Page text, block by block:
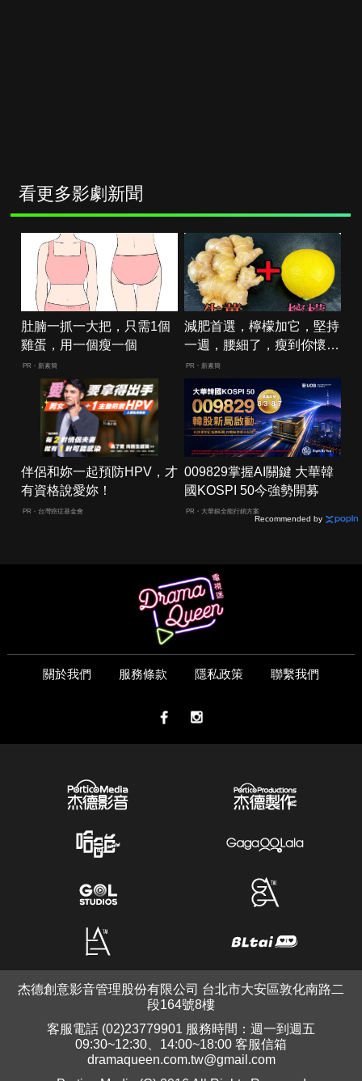
看更多影劇新聞
肚腩一抓一大把，只需1個
雞蛋，用一個瘦一個
PR・新素簡
減肥首選，檸檬加它，堅持
一週，腰細了，瘦到你懷疑
人生
PR・新素簡
伴侶和妳一起預防HPV，才
有資格說愛妳！
PR・台灣癌症基金會
009829掌握AI關鍵 大華韓
國KOSPI 50今強勢開募
PR・大華銀全能行銷方案
Recommended by
關於我們 服務條款 隱私政策 聯繫我們
杰德創意影音管理股份有限公司 台北市大安區敦化南路二
段164號8樓
客服電話 (02)23779901 服務時間：週一到週五
09:30~12:30、14:00~18:00 客服信箱
dramaqueen.com.tw@gmail.com